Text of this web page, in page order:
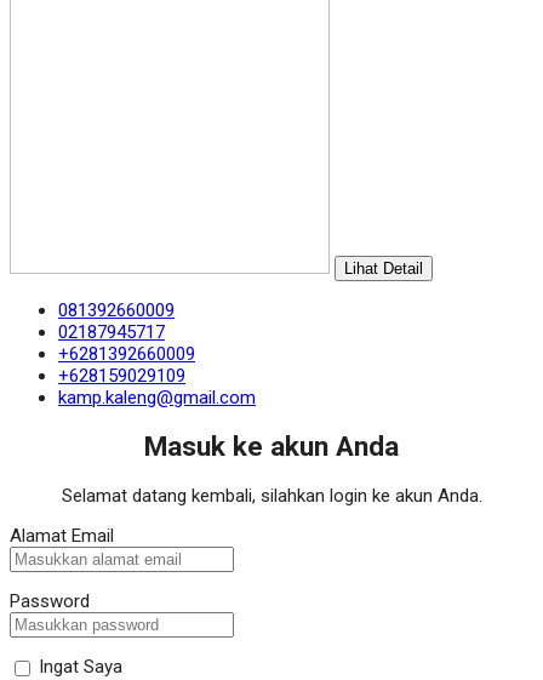
Lihat Detail
081392660009
02187945717
+6281392660009
+628159029109
kamp.kaleng@gmail.com
Masuk ke akun Anda
Selamat datang kembali, silahkan login ke akun Anda.
Alamat Email
Password
Ingat Saya